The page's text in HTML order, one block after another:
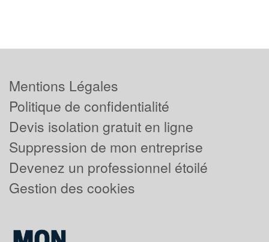
Mentions Légales
Politique de confidentialité
Devis isolation gratuit en ligne
Suppression de mon entreprise
Devenez un professionnel étoilé
Gestion des cookies